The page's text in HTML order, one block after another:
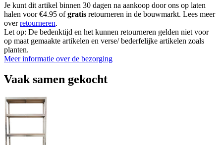
Je kunt dit artikel binnen 30 dagen na aankoop door ons op laten
halen voor €4.95 ofgratis retourneren in de bouwmarkt. Lees meer
overretourneren.
Let op: De bedenktijd en het kunnen retourneren gelden niet voor
op maat gemaakte artikelen en verse/ bederfelijke artikelen zoals
planten.
Meer informatie over de bezorging
Vaak samen gekocht